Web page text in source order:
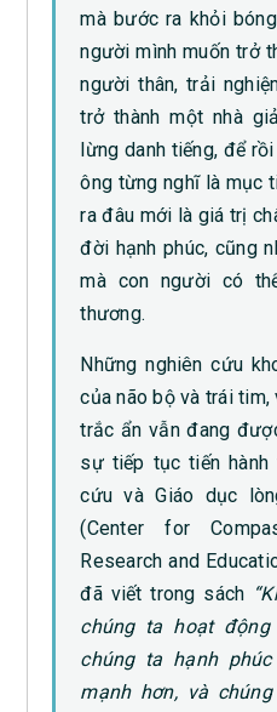
mà bước ra khỏi
người mình muốn trở
người thân, trải
trở thành một nhà
lừng danh tiếng, để
ông từng nghĩ là mục
ra đâu mới là giá trị
đời hạnh phúc, cũng
mà con người có
thương.
Những nghiên cứu
của não bộ và trái
trắc ẩn vẫn đang
sự tiếp tục tiến hành
cứu và Giáo dục
(Center for
Research and
đã viết trong sách
chúng ta hoạt
chúng ta hạnh
mạnh hơn, và